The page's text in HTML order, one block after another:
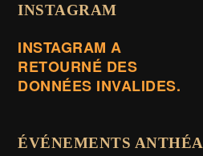
INSTAGRAM
INSTAGRAM A
RETOURNÉ DES
DONNÉES INVALIDES.
ÉVÉNEMENTS ANTHÉA